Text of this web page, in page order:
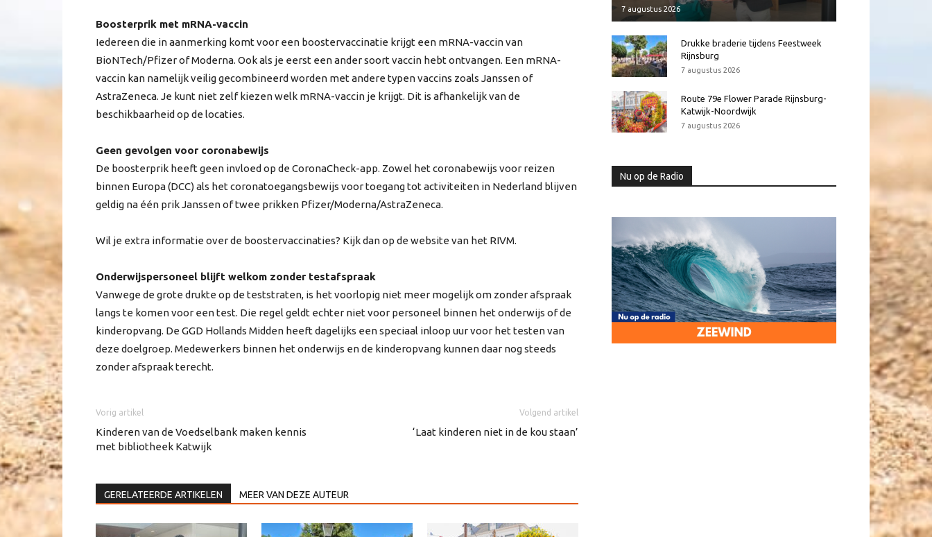
Boosterprik met mRNA-vaccin
Iedereen die in aanmerking komt voor een boostervaccinatie krijgt een mRNA-vaccin van
BioNTech/Pfizer of Moderna. Ook als je eerst een ander soort vaccin hebt ontvangen. Een mRNA-
vaccin kan namelijk veilig gecombineerd worden met andere typen vaccins zoals Janssen of
AstraZeneca. Je kunt niet zelf kiezen welk mRNA-vaccin je krijgt. Dit is afhankelijk van de
beschikbaarheid op de locaties.
Geen gevolgen voor coronabewijs
De boosterprik heeft geen invloed op de CoronaCheck-app. Zowel het coronabewijs voor reizen
binnen Europa (DCC) als het coronatoegangsbewijs voor toegang tot activiteiten in Nederland blijven
geldig na één prik Janssen of twee prikken Pfizer/Moderna/AstraZeneca.
Wil je extra informatie over de boostervaccinaties? Kijk dan op de website van het RIVM.
Onderwijspersoneel blijft welkom zonder testafspraak
Vanwege de grote drukte op de teststraten, is het voorlopig niet meer mogelijk om zonder afspraak
langs te komen voor een test. Die regel geldt echter niet voor personeel binnen het onderwijs of de
kinderopvang. De GGD Hollands Midden heeft dagelijks een speciaal inloop uur voor het testen van
deze doelgroep. Medewerkers binnen het onderwijs en de kinderopvang kunnen daar nog steeds
zonder afspraak terecht.
Vorig artikel
Kinderen van de Voedselbank maken kennis
met bibliotheek Katwijk
Volgend artikel
‘Laat kinderen niet in de kou staan’
GERELATEERDE ARTIKELEN MEER VAN DEZE AUTEUR
7 augustus 2026
Drukke braderie tijdens Feestweek
Rijnsburg
7 augustus 2026
Route 79e Flower Parade Rijnsburg-
Katwijk-Noordwijk
7 augustus 2026
Nu op de Radio